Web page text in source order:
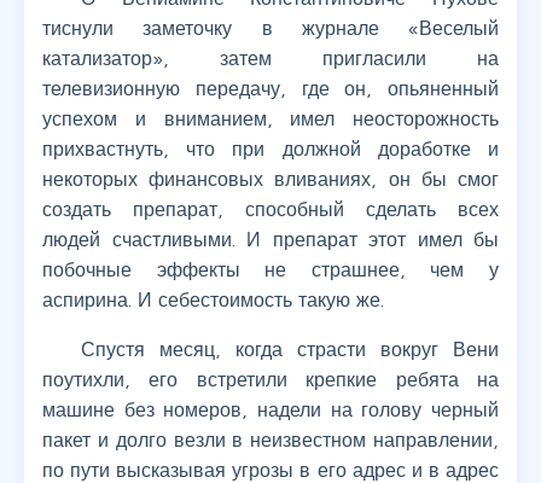
тиснули заметочку в журнале «Веселый
катализатор», затем пригласили на
телевизионную передачу, где он, опьяненный
успехом и вниманием, имел неосторожность
прихвастнуть, что при должной доработке и
некоторых финансовых вливаниях, он бы смог
создать препарат, способный сделать всех
людей счастливыми. И препарат этот имел бы
побочные эффекты не страшнее, чем у
аспирина. И себестоимость такую же.
Спустя месяц, когда страсти вокруг Вени
поутихли, его встретили крепкие ребята на
машине без номеров, надели на голову черный
пакет и долго везли в неизвестном направлении,
по пути высказывая угрозы в его адрес и в адрес